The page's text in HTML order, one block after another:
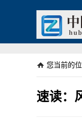
您当前的位
速读：